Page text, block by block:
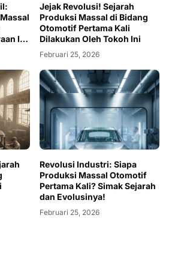
Itu
Jejak Revolusi! Sejarah
Produksi Massal di Bidang
Otomotif Pertama Kali
Dilakukan Oleh Tokoh Ini
Februari 25, 2026
Revolusi Industri: Siapa
Produksi Massal Otomotif
Pertama Kali? Simak Sejarah
dan Evolusinya!
Februari 25, 2026